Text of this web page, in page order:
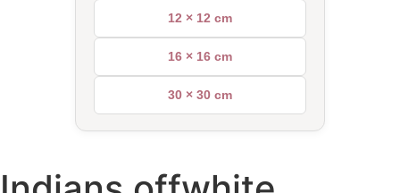
12 × 12 cm
16 × 16 cm
30 × 30 cm